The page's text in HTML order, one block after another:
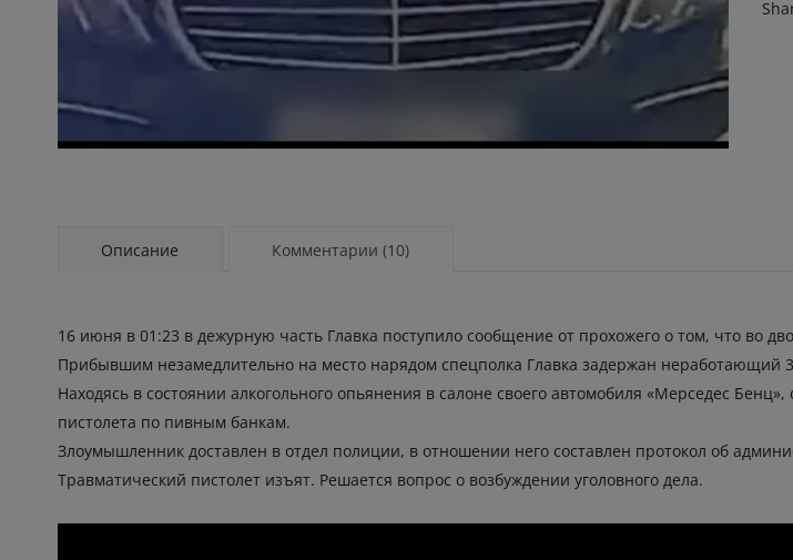
Описание Комментарии (10)
16 июня в 01:23 в дежурную часть Главка поступило сообщение от прохожего о том, что во
Прибывшим незамедлительно на место нарядом спецполка Главка задержан неработающий
Находясь в состоянии алкогольного опьянения в салоне своего автомобиля «Мерседес
пистолета по пивным банкам.
Злоумышленник доставлен в отдел полиции, в отношении него составлен протокол об
️Травматический пистолет изъят. Решается вопрос о возбуждении уголовного дела.